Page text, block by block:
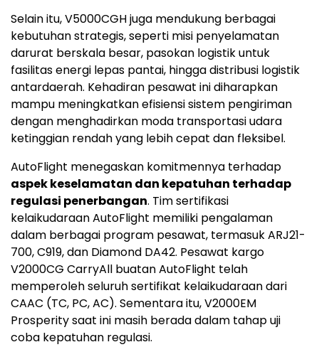
Selain itu, V5000CGH juga mendukung berbagai
kebutuhan strategis, seperti misi penyelamatan
darurat berskala besar, pasokan logistik untuk
fasilitas energi lepas pantai, hingga distribusi logistik
antardaerah. Kehadiran pesawat ini diharapkan
mampu meningkatkan efisiensi sistem pengiriman
dengan menghadirkan moda transportasi udara
ketinggian rendah yang lebih cepat dan fleksibel.
AutoFlight menegaskan komitmennya terhadap
aspek keselamatan dan kepatuhan terhadap
regulasi penerbangan. Tim sertifikasi
kelaikudaraan AutoFlight memiliki pengalaman
dalam berbagai program pesawat, termasuk ARJ21-
700, C919, dan Diamond DA42. Pesawat kargo
V2000CG CarryAll buatan AutoFlight telah
memperoleh seluruh sertifikat kelaikudaraan dari
CAAC (TC, PC, AC). Sementara itu, V2000EM
Prosperity saat ini masih berada dalam tahap uji
coba kepatuhan regulasi.